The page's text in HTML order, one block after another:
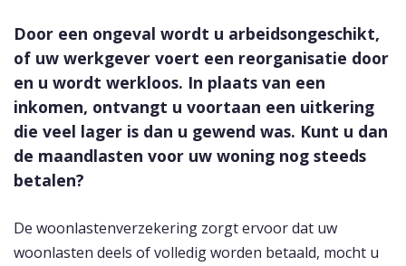
Door een ongeval wordt u arbeidsongeschikt,
of uw werkgever voert een reorganisatie door
en u wordt werkloos. In plaats van een
inkomen, ontvangt u voortaan een uitkering
die veel lager is dan u gewend was. Kunt u dan
de maandlasten voor uw woning nog steeds
betalen?
De woonlastenverzekering zorgt ervoor dat uw
woonlasten deels of volledig worden betaald, mocht u